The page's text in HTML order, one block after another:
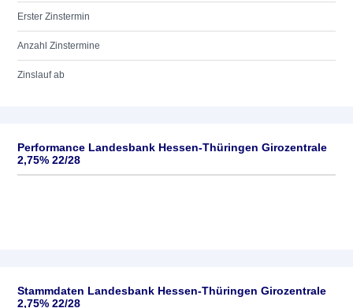
Erster Zinstermin
Anzahl Zinstermine
Zinslauf ab
Performance Landesbank Hessen-Thüringen Girozentrale
2,75% 22/28
Stammdaten Landesbank Hessen-Thüringen Girozentrale
2,75% 22/28